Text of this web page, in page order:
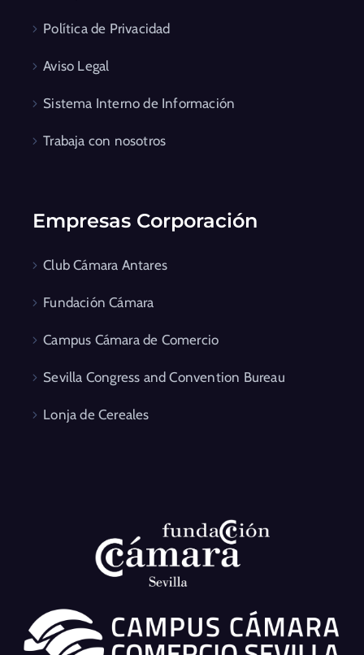
Política de Privacidad
Aviso Legal
Sistema Interno de Información
Trabaja con nosotros
Empresas Corporación
Club Cámara Antares
Fundación Cámara
Campus Cámara de Comercio
Sevilla Congress and Convention Bureau
Lonja de Cereales